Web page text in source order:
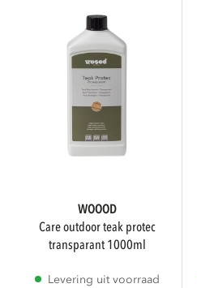
Niet beschikbaar
BESCHIKBAARHEID
WOOOD
care outdoor teak protec
transparant 1000ml
Levering uit voorraad